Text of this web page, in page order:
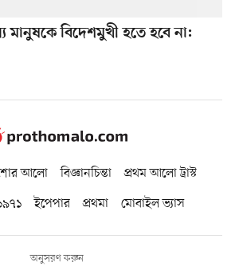
মানুষকে বিদেশমুখী হতে হবে না:
আলো বিজ্ঞানচিন্তা
প্রথম আলো ট্রাস্ট
ইপেপার প্রথমা মোবাইল ভ্যাস
অনুসরণ করুন